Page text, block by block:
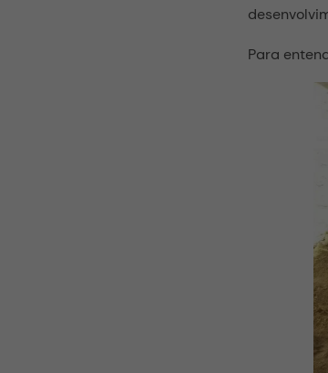
Para